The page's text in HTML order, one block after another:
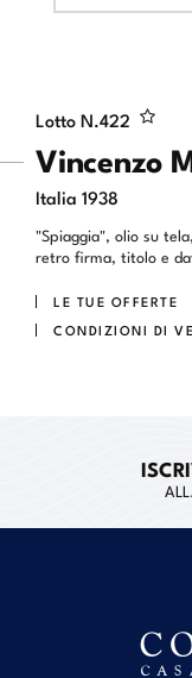
Lotto N.422
Vincenzo
Italia 1938
"Spiaggia", olio su
retro firma, titolo e
LE TUE OFFERTE
CONDIZIONI DI